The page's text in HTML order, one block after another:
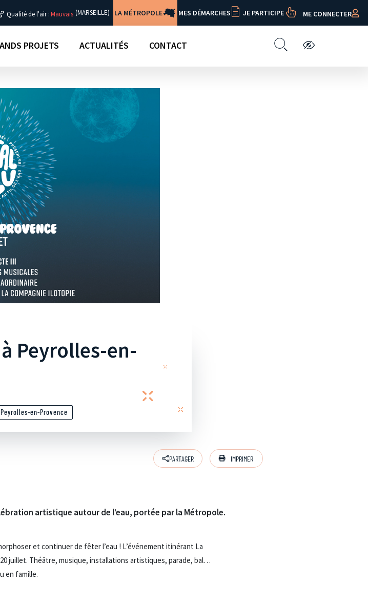
Qualité de l'air :Mauvais (MARSEILLE) LA MÉTROPOLE MES DÉMARCHES JE PARTICIPE ME CONNECTER
PROJETS ACTUALITÉS CONTACT
Peyrolles-en-
Peyrolles-en-Provence
PARTAGER IMPRIMER
artistique autour de l’eau, portée par la Métropole.
et continuer de fêter l’eau ! L’événement itinérant La
juillet. Théâtre, musique, installations artistiques, parade, bal…
en famille.